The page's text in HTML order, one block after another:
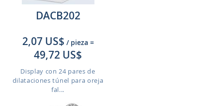
DACB202
2,07 US$ / pieza =
49,72 US$
Display con 24 pares de
dilataciones túnel para oreja
fal...